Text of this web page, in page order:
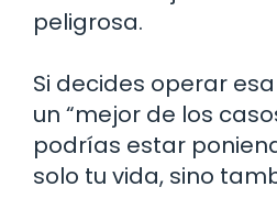
peligrosa.
Si decides operar
un “mejor de los
podrías estar
solo tu vida, sino